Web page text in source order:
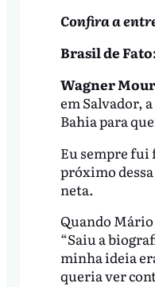
Confira a
Brasil de
Wagner
em Salvador,
Bahia para
Eu sempre fui
próximo
neta.
Quando Mário
“Saiu a
minha ideia
queria ver